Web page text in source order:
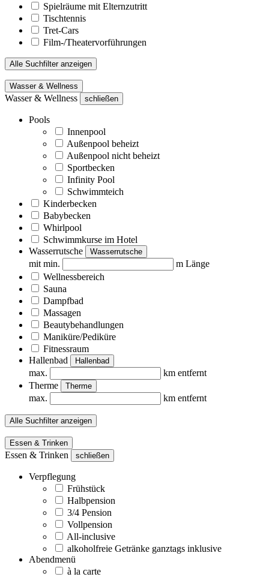
Spielräume mit Elternzutritt
Tischtennis
Tret-Cars
Film-/Theatervorführungen
Alle Suchfilter anzeigen
Wasser & Wellness
Wasser & Wellness schließen
Pools
Innenpool
Außenpool beheizt
Außenpool nicht beheizt
Sportbecken
Infinity Pool
Schwimmteich
Kinderbecken
Babybecken
Whirlpool
Schwimmkurse im Hotel
Wasserrutsche
Wasserrutsche
mit min.
m Länge
Wellnessbereich
Sauna
Dampfbad
Massagen
Beautybehandlungen
Maniküre/Pediküre
Fitnessraum
Hallenbad
Hallenbad
max.
km entfernt
Therme
Therme
max. km entfernt
Alle Suchfilter anzeigen
Essen & Trinken
Essen & Trinken schließen
Verpflegung
Frühstück
Halbpension
3/4 Pension
Vollpension
All-inclusive
alkoholfreie Getränke ganztags inklusive
Abendmenü
à la carte